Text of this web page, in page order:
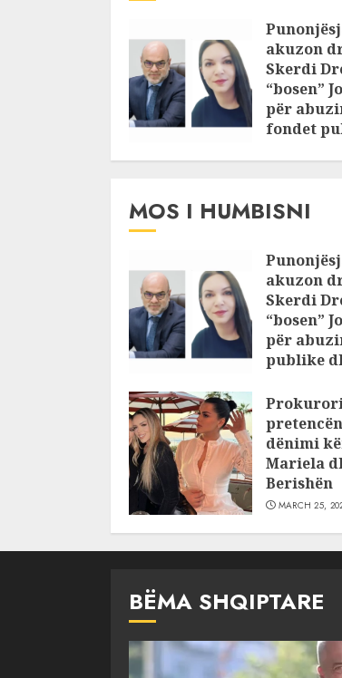
akuzon
Skerdi
“bosen”
për
fondet
MOS I HUMBISNI
akuzon
Skerdi
“bosen”
për
publike
JULY 24, 2025
dënimi
Mariela
Berishën
MARCH 25,
BËMA SHQIPTARE